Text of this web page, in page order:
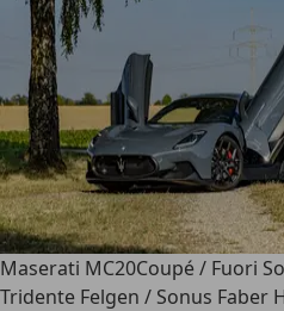
Maserati MC20Coupé / Fuori
Tridente Felgen / Sonus Faber